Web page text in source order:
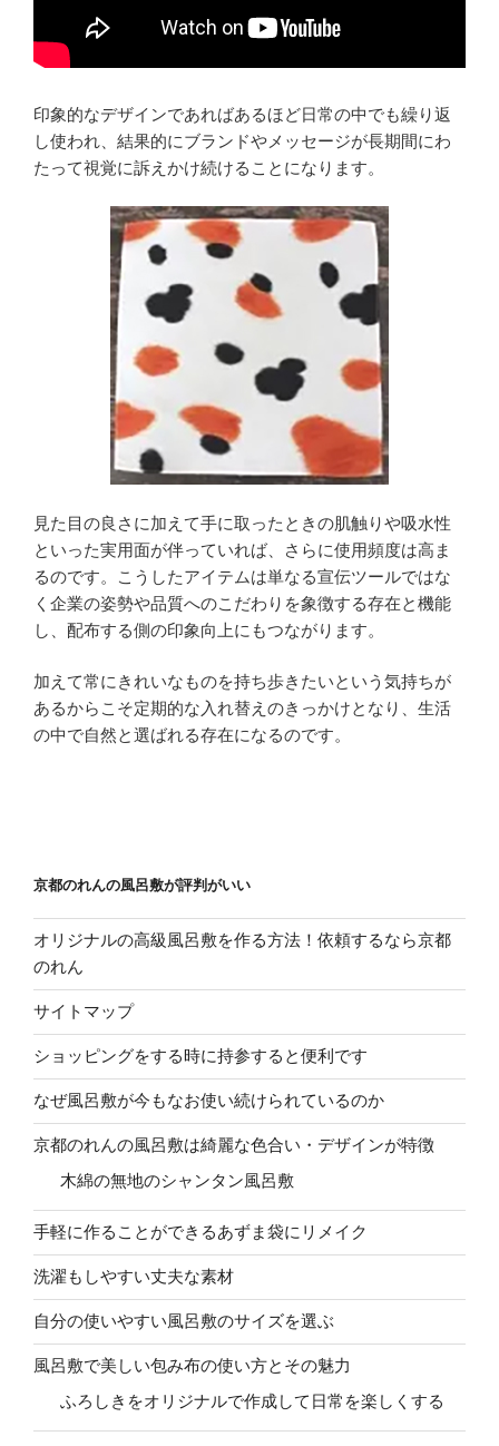
印象的なデザインであればあるほど日常の中でも繰り返
し使われ、結果的にブランドやメッセージが長期間にわ
たって視覚に訴えかけ続けることになります。
見た目の良さに加えて手に取ったときの肌触りや吸水性
といった実用面が伴っていれば、さらに使用頻度は高ま
るのです。こうしたアイテムは単なる宣伝ツールではな
く企業の姿勢や品質へのこだわりを象徴する存在と機能
し、配布する側の印象向上にもつながります。
加えて常にきれいなものを持ち歩きたいという気持ちが
あるからこそ定期的な入れ替えのきっかけとなり、生活
の中で自然と選ばれる存在になるのです。
京都のれんの風呂敷が評判がいい
オリジナルの高級風呂敷を作る方法！依頼するなら京都
のれん
サイトマップ
ショッピングをする時に持参すると便利です
なぜ風呂敷が今もなお使い続けられているのか
京都のれんの風呂敷は綺麗な色合い・デザインが特徴
木綿の無地のシャンタン風呂敷
手軽に作ることができるあずま袋にリメイク
洗濯もしやすい丈夫な素材
自分の使いやすい風呂敷のサイズを選ぶ
風呂敷で美しい包み布の使い方とその魅力
ふろしきをオリジナルで作成して日常を楽しくする